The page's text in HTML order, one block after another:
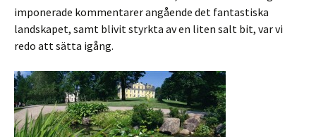
imponerade kommentarer angående det fantastiska
landskapet, samt blivit styrkta av en liten salt bit, var vi
redo att sätta igång.